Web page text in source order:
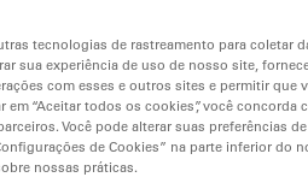
tecnologias de rastreamento para coletar
sua experiência de uso de nosso site,
com esses e outros sites e permitir que
“Aceitar todos os cookies”, você concorda
Você pode alterar suas preferências de
de Cookies” na parte inferior do
nossas práticas.